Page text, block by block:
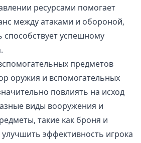
ресурсами помогает
между атаками и обороной,
способствует успешному
предметов
оружия и вспомогательных
повлиять на исход
виды вооружения и
такие как броня и
эффективность игрока